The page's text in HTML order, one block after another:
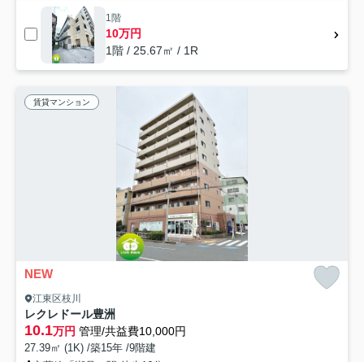
1階
10万円
1階 / 25.67㎡ / 1R
賃貸マンション
NEW
江東区枝川
レクレドール豊洲
10.1万円 管理/共益費10,000円
27.39㎡ (1K) /築15年 /9階建